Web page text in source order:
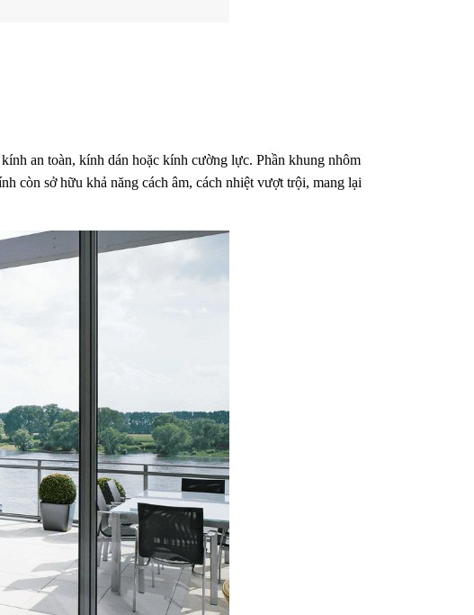
an toàn, kính dán hoặc kính cường lực. Phần khung nhôm
còn sở hữu khả năng cách âm, cách nhiệt vượt trội, mang lại